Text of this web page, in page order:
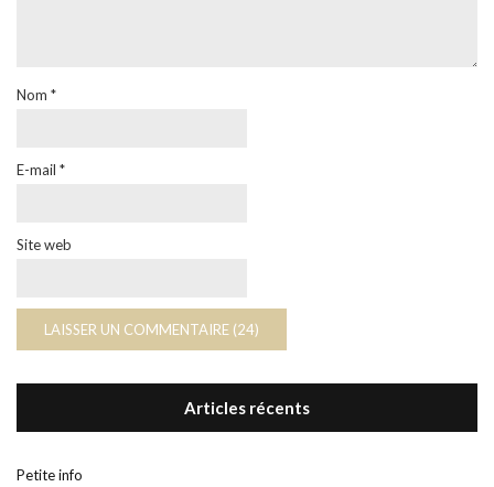
Nom *
E-mail *
Site web
Articles récents
Petite info